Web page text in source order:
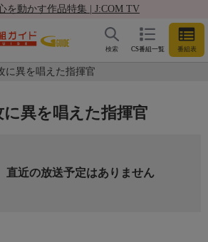
を動かす作品特集 | J:COM TV
CS番組一覧 番組表
検索
に異を唱えた指揮官
異を唱えた指揮官
直近の放送予定はありません